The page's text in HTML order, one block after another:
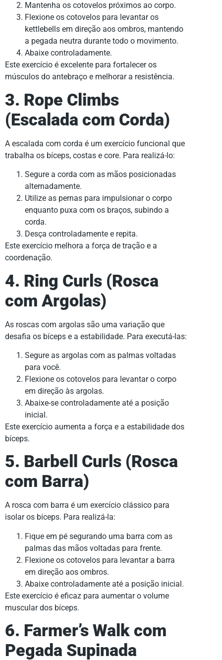
Mantenha os cotovelos próximos ao corpo.
Flexione os cotovelos para levantar os
kettlebells em direção aos ombros, mantendo
a pegada neutra durante todo o movimento.
Abaixe controladamente.
Este exercício é excelente para fortalecer os
músculos do antebraço e melhorar a resistência.
3. Rope Climbs
(Escalada com Corda)
A escalada com corda é um exercício funcional que
trabalha os bíceps, costas e core. Para realizá-lo:
Segure a corda com as mãos posicionadas
alternadamente.
Utilize as pernas para impulsionar o corpo
enquanto puxa com os braços, subindo a
corda.
Desça controladamente e repita.
Este exercício melhora a força de tração e a
coordenação.
4. Ring Curls (Rosca
com Argolas)
As roscas com argolas são uma variação que
desafia os bíceps e a estabilidade. Para executá-las:
Segure as argolas com as palmas voltadas
para você.
Flexione os cotovelos para levantar o corpo
em direção às argolas.
Abaixe-se controladamente até a posição
inicial.
Este exercício aumenta a força e a estabilidade dos
bíceps.
5. Barbell Curls (Rosca
com Barra)
A rosca com barra é um exercício clássico para
isolar os bíceps. Para realizá-la:
Fique em pé segurando uma barra com as
palmas das mãos voltadas para frente.
Flexione os cotovelos para levantar a barra
em direção aos ombros.
Abaixe controladamente até a posição inicial.
Este exercício é eficaz para aumentar o volume
muscular dos bíceps.
6. Farmer’s Walk com
Pegada Supinada